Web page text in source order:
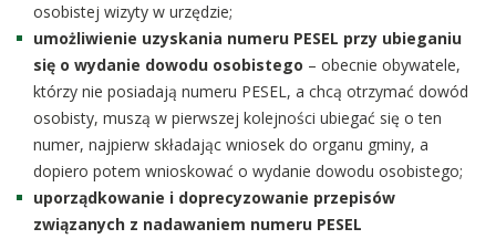
osobistej wizyty w urzędzie;
umożliwienie uzyskania numeru PESEL przy ubieganiu
się o wydanie dowodu osobistego – obecnie obywatele,
którzy nie posiadają numeru PESEL, a chcą otrzymać dowód
osobisty, muszą w pierwszej kolejności ubiegać się o ten
numer, najpierw składając wniosek do organu gminy, a
dopiero potem wnioskować o wydanie dowodu osobistego;
uporządkowanie i doprecyzowanie przepisów
związanych z nadawaniem numeru PESEL